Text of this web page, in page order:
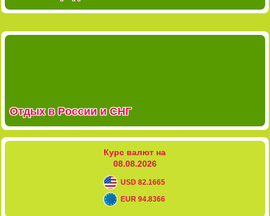
Отдых в России и СНГ
Курс валют на
08.08.2026
USD 82.1665
EUR 94.8366